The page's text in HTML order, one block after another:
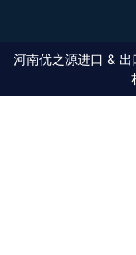
河南优之源进口 &